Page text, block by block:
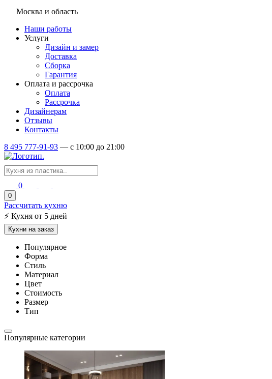
Москва и область
Наши работы
Услуги
Дизайн и замер
Доставка
Сборка
Гарантия
Оплата и рассрочка
Оплата
Рассрочка
Дизайнерам
Отзывы
Контакты
8 495 777-91-93 — c 10:00 до 21:00
0
0
Рассчитать кухню
⚡ Кухня от 5 дней
Кухни на заказ
Популярное
Форма
Стиль
Материал
Цвет
Стоимость
Размер
Тип
Популярные категории